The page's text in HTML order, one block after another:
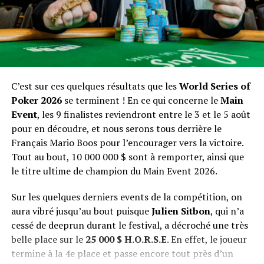
DON'T MISS
Cristiano Ronaldo : nouvelle attraction du online ?
WSOP sur les canaux habituels deWinamaxles 3, 4 et 5
août, comme il a été possible de le faire tout au long de
l’été. Le streaming YouTube, le reportage complet ainsi
que les séquences vidéo sur les réseaux sociaux seront
disponibles pour vous tenir informé de la progression de
C’est sur ces quelques résultats que lesWorld Series of
Poker 2026se terminent ! En ce qui concerne leMain
Event, les 9 finalistes reviendront entre le 3 et le 5 août
pour en découdre, et nous serons tous derrière le
Français Mario Boos pour l’encourager vers la victoire.
Tout au bout, 10 000 000 $ sont à remporter, ainsi que
le titre ultime de champion du Main Event 2026.
Sur les quelques derniers events de la compétition, on
aura vibré jusqu’au bout puisqueJulien Sitbon, qui n’a
cessé de deeprun durant le festival, a décroché une très
belle place sur le 25 000 $ H.O.R.S.E. En effet, le joueur
termine à la 4e place et passe encore tout près d’un